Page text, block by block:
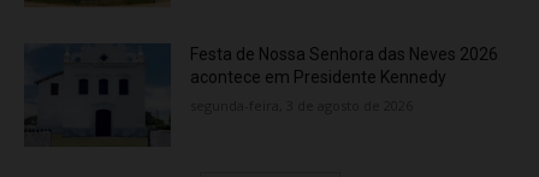
Festa de Nossa Senhora das Neves 2026
acontece em Presidente Kennedy